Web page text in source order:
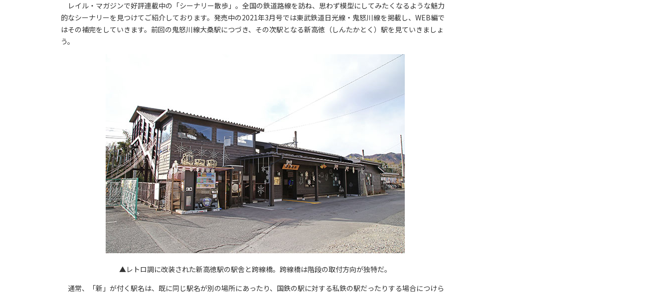
レイル・マガジンで好評連載中の「シーナリー散歩」。全国の鉄道路線を訪ね、思わず模型にしてみたくなるような魅力
的なシーナリーを見つけてご紹介しております。発売中の2021年3月号では東武鉄道日光線・鬼怒川線を掲載し、WEB編で
はその補完をしていきます。前回の鬼怒川線大桑駅につづき、その次駅となる新高徳（しんたかとく）駅を見ていきましょ
う。
▲レトロ調に改装された新高徳駅の駅舎と跨線橋。跨線橋は階段の取付方向が独特だ。
通常、「新」が付く駅名は、既に同じ駅名が別の場所にあったり、国鉄の駅に対する私鉄の駅だったりする場合につけら